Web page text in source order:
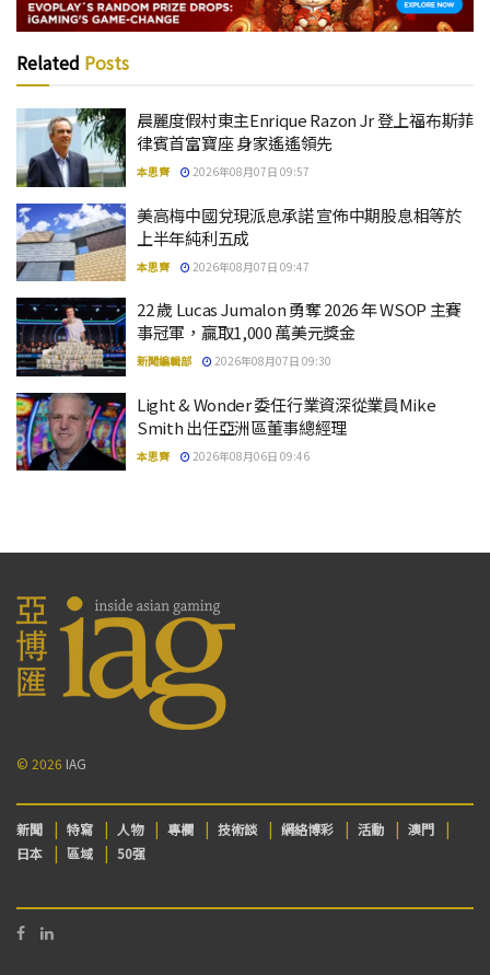
Related Posts
晨麗度假村東主Enrique Razon Jr 登上福布斯菲
律賓首富寶座 身家遙遙領先
本思齊 2026年08月07日 09:57
美高梅中國兌現派息承諾 宣佈中期股息相等於
上半年純利五成
本思齊 2026年08月07日 09:47
22 歲 Lucas Jumalon 勇奪 2026 年 WSOP 主賽
事冠軍，贏取1,000 萬美元獎金
新聞編輯部 2026年08月07日 09:30
Light & Wonder 委任行業資深從業員Mike
Smith 出任亞洲區董事總經理
本思齊 2026年08月06日 09:46
© 2026 IAG
新聞 特寫 人物 專欄 技術談 網絡博彩 活動
澳門
日本
區域 50强